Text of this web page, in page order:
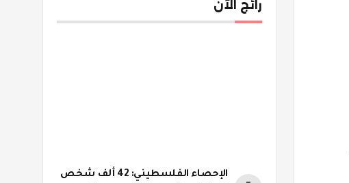
رائج الآن
الإحصاء الفلسطيني: 42 ألف شخص